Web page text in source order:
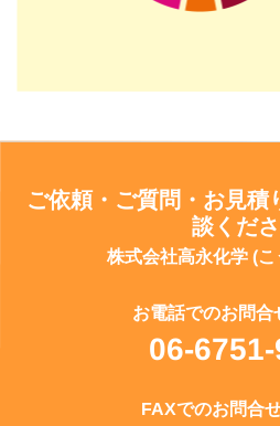
ご依頼・ご質問・お見積
談くだ
株式会社高永化学 (
お電話でのお問合
06-
FAXでのお問合